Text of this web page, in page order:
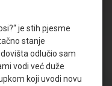
je stih pjesme
stanje
odlučio sam
vodi već duže
koji uvodi novu